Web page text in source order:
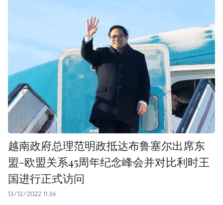
越南政府总理范明政抵达布鲁塞尔出席东
盟-欧盟关系45周年纪念峰会并对比利时王
国进行正式访问
13/12/2022 11:36